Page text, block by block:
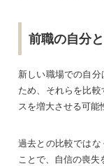
前職の自分
新しい職場での自
ため、それらを比
スを増大させる可能
過去との比較では
ことで、自信の喪失